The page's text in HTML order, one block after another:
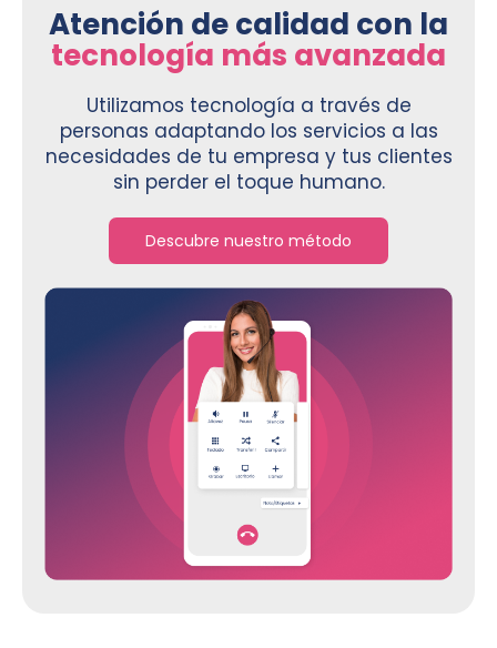
Atención de calidad con la
tecnología más avanzada
Utilizamos tecnología a través de
personas adaptando los servicios a las
necesidades de tu empresa y tus clientes
sin perder el toque humano.
Descubre nuestro método